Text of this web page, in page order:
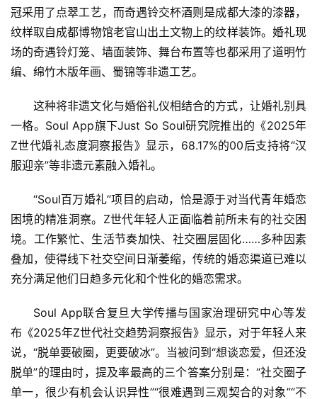
首
页
资
商
业
消
冠采用了点翠工艺，而奇遇铃交杯酒则是成都大漆的漆器，
纹样取自成都博物馆老官山出土文物上的纹样装饰。婚礼现
场的奇遇铃灯笼、墙面装饰、舞台布置等也都采用了道明竹
编、绵竹木版年画、蜀锦等非遗工艺。
这种将非遗文化与婚俗礼仪相结合的方式，让婚礼别具
一格。Soul App旗下Just So Soul研究院推出的《2025年
Z世代婚礼态度洞察报告》显示，68.17%的00后支持将“汉
服迎亲”等非遗元素融入婚礼。
“Soul百万婚礼”项目的启动，恰是源于对当代青年婚恋
困境的精准洞察。Z世代年轻人正面临着前所未有的社交困
境。工作繁忙、生活节奏加快、社交圈层固化……多种因素
叠加，使得线下社交空间日渐萎缩，传统的婚恋渠道已难以
充分满足他们日趋多元化和个性化的婚恋需求。
Soul App联合复旦大学传播与国家治理研究中心等发
布《2025年Z世代社交趋势洞察报告》显示，对于年轻人来
说，“脱单要破圈，更要破冰”。当被问到“想谈恋爱，但还没
脱单”的理由时，提及率最高的三个答案分别是：“社交圈子
单一，很少有机会认识异性”“很难遇到三观契合的对象”“不